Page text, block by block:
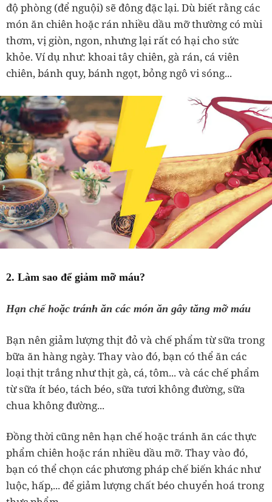
độ phòng (để nguội) sẽ đông đặc lại. Dù biết rằng các
món ăn chiên hoặc rán nhiều dầu mỡ thường có mùi
thơm, vị giòn, ngon, nhưng lại rất có hại cho sức
khỏe. Ví dụ như: khoai tây chiên, gà rán, cá viên
chiên, bánh quy, bánh ngọt, bỏng ngô vi sóng...
2. Làm sao để giảm mỡ máu?
Hạn chế hoặc tránh ăn các món ăn gây tăng mỡ máu
Bạn nên giảm lượng thịt đỏ và chế phẩm từ sữa trong
bữa ăn hàng ngày. Thay vào đó, bạn có thể ăn các
loại thịt trắng như thịt gà, cá, tôm... và các chế phẩm
từ sữa ít béo, tách béo, sữa tươi không đường, sữa
chua không đường...
Đồng thời cũng nên hạn chế hoặc tránh ăn các thực
phẩm chiên hoặc rán nhiều dầu mỡ. Thay vào đó,
bạn có thể chọn các phương pháp chế biến khác như
luộc, hấp,... để giảm lượng chất béo chuyển hoá trong